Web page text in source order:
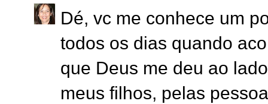
Dé, vc me conhece um
todos os dias quando
que Deus me deu ao
meus filhos, pelas